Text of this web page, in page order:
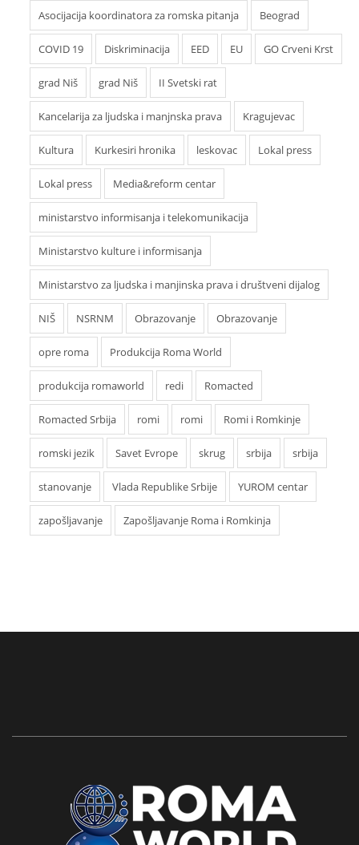
Asocijacija koordinatora za romska pitanja Beograd
COVID 19 Diskriminacija EED EU GO Crveni Krst
grad Niš grad Niš II Svetski rat
Kancelarija za ljudska i manjnska prava Kragujevac
Kultura Kurkesiri hronika leskovac Lokal press
Lokal press Media&reform centar
ministarstvo informisanja i telekomunikacija
Ministarstvo kulture i informisanja
Ministarstvo za ljudska i manjinska prava i društveni dijalog
NIŠ NSRNM Obrazovanje Obrazovanje
opre roma Produkcija Roma World
produkcija romaworld redi Romacted
Romacted Srbija romi romi Romi i Romkinje
romski jezik Savet Evrope skrug srbija srbija
stanovanje Vlada Republike Srbije YUROM centar
zapošljavanje Zapošljavanje Roma i Romkinja